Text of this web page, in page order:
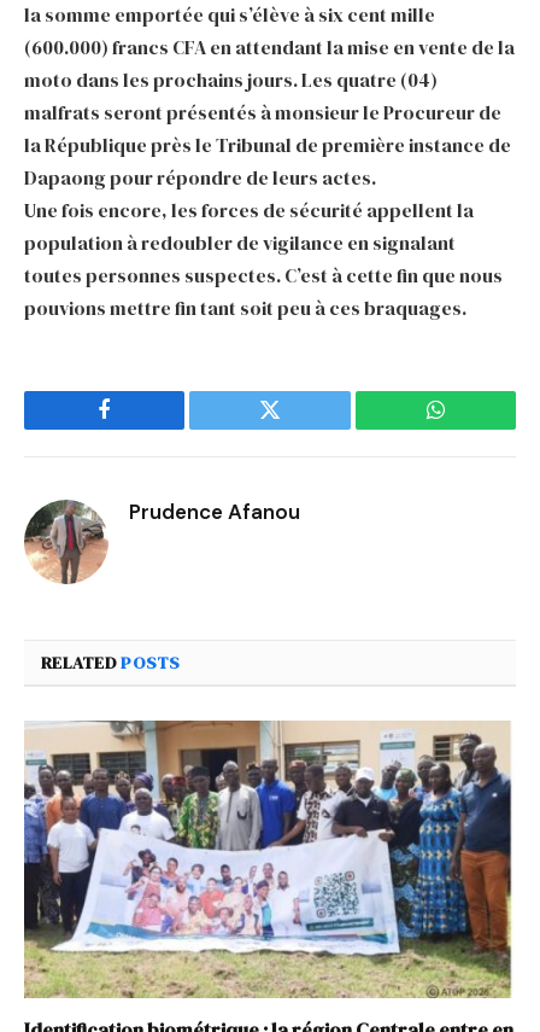
la somme emportée qui s’élève à six cent mille
(600.000) francs CFA en attendant la mise en vente de la
moto dans les prochains jours. Les quatre (04)
malfrats seront présentés à monsieur le Procureur de
la République près le Tribunal de première instance de
Dapaong pour répondre de leurs actes.
Une fois encore, les forces de sécurité appellent la
population à redoubler de vigilance en signalant
toutes personnes suspectes. C’est à cette fin que nous
pouvions mettre fin tant soit peu à ces braquages.
Facebook Twitter WhatsApp
Prudence Afanou
RELATEDPOSTS